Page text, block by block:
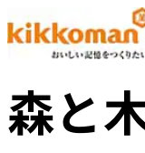
森と